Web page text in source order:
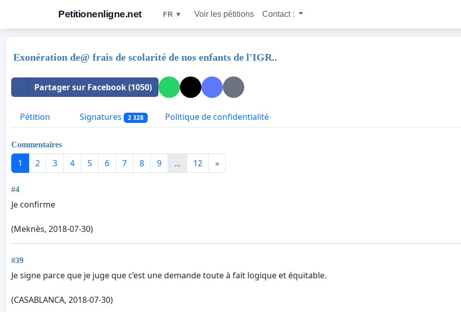
Petitionenligne.net FR ▼ Voir les pétitions Contact :
Exonération de@ frais de scolarité de nos enfants de l'IGR..
Partager sur Facebook (1050)
Pétition Signatures 2 328 Politique de confidentialité
Commentaires
1 2 3 4 5 6 7 8 9 ... 12 »
#4
Je confirme
(Meknès, 2018-07-30)
#39
Je signe parce que je juge que c’est une demande toute à fait logique et équitable.
(CASABLANCA, 2018-07-30)